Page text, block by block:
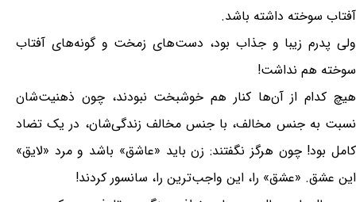
آفتاب سوخته داشته باشد.
ولی پدرم زیبا و جذاب بود، دست‌های زمخت و گونه‌های آفتاب
سوخته هم نداشت!
هیچ کدام از آن‌ها کنار هم خوشبخت نبودند، چون ذهنیت‌شان
نسبت به جنس مخالف، با جنس مخالف زندگی‌شان، در یک تضاد
کامل بود! چون هرگز نگفتند: زن باید «عاشق» باشد و مرد «لایق»
این عشق. «عشق» را، این واجب‌ترین را، سانسور کردند!